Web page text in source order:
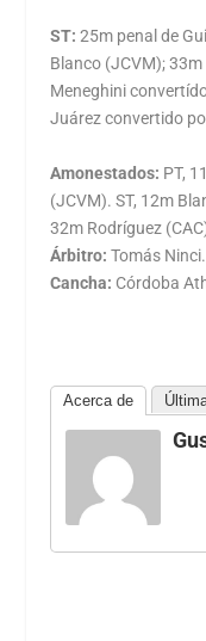
ST: 25m penal de
Blanco (JCVM);
Meneghini
Juárez convertido
Amonestados: PT,
(JCVM). ST, 12m
32m Rodríguez
Árbitro: Tomás Ninci.
Cancha: Córdoba
Acerca de